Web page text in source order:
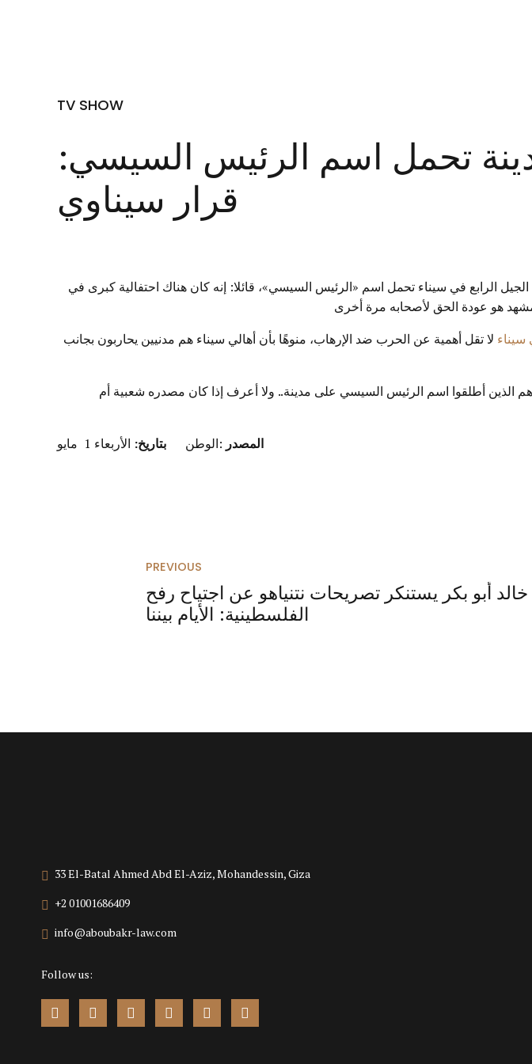
TV SHOW
تحمل اسم الرئيس السيسي:
قرار سيناوي
الجيل الرابع في سيناء تحمل اسم «الرئيس السيسي»، قائلا: إنه كان هناك احتفالية كبرى في
هو عودة الحق لأصحابه مرة أخرى
لا تقل أهمية عن الحرب ضد الإرهاب، منوهًا بأن أهالي سيناء هم مدنيين يحاربون بجانب
هم الذين أطلقوا اسم الرئيس السيسي على مدينة.. ولا أعرف إذا كان مصدره شعبية أم
المصدر :الوطن بتاريخ: الأربعاء 1 مايو
PREVIOUS
خالد أبو بكر يستنكر تصريحات نتنياهو عن اجتياح رفح
الفلسطينية: الأيام بيننا
33 El-Batal Ahmed Abd El-Aziz, Mohandessin, Giza
+2 01001686409
info@aboubakr-law.com
Follow us: